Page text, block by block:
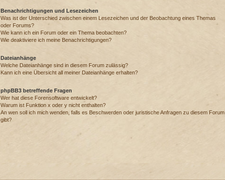
Benachrichtigungen und Lesezeichen
Was ist der Unterschied zwischen einem Lesezeichen und der Beobachtung eines Themas
oder Forums?
Wie kann ich ein Forum oder ein Thema beobachten?
Wie deaktiviere ich meine Benachrichtigungen?
Dateianhänge
Welche Dateianhänge sind in diesem Forum zulässig?
Kann ich eine Übersicht all meiner Dateianhänge erhalten?
phpBB3 betreffende Fragen
Wer hat diese Forensoftware entwickelt?
Warum ist Funktion x oder y nicht enthalten?
An wen soll ich mich wenden, falls es Beschwerden oder juristische Anfragen zu diesem Forum
gibt?